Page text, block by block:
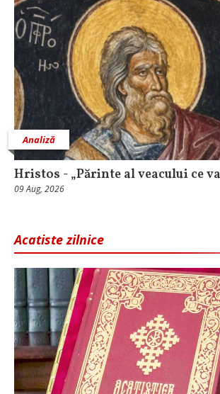
Analiză
Hristos - „Părinte al veacului ce va
09 Aug, 2026
Acatiste zilnice